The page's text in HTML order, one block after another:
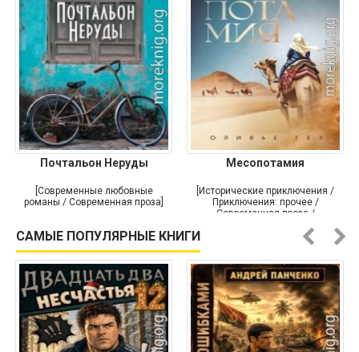
Почтальон Неруды
[Современные любовные
романы / Современная проза]
Месопотамия
[Исторические приключения /
Приключения: прочее /
Современная проза /
САМЫЕ ПОПУЛЯРНЫЕ КНИГИ